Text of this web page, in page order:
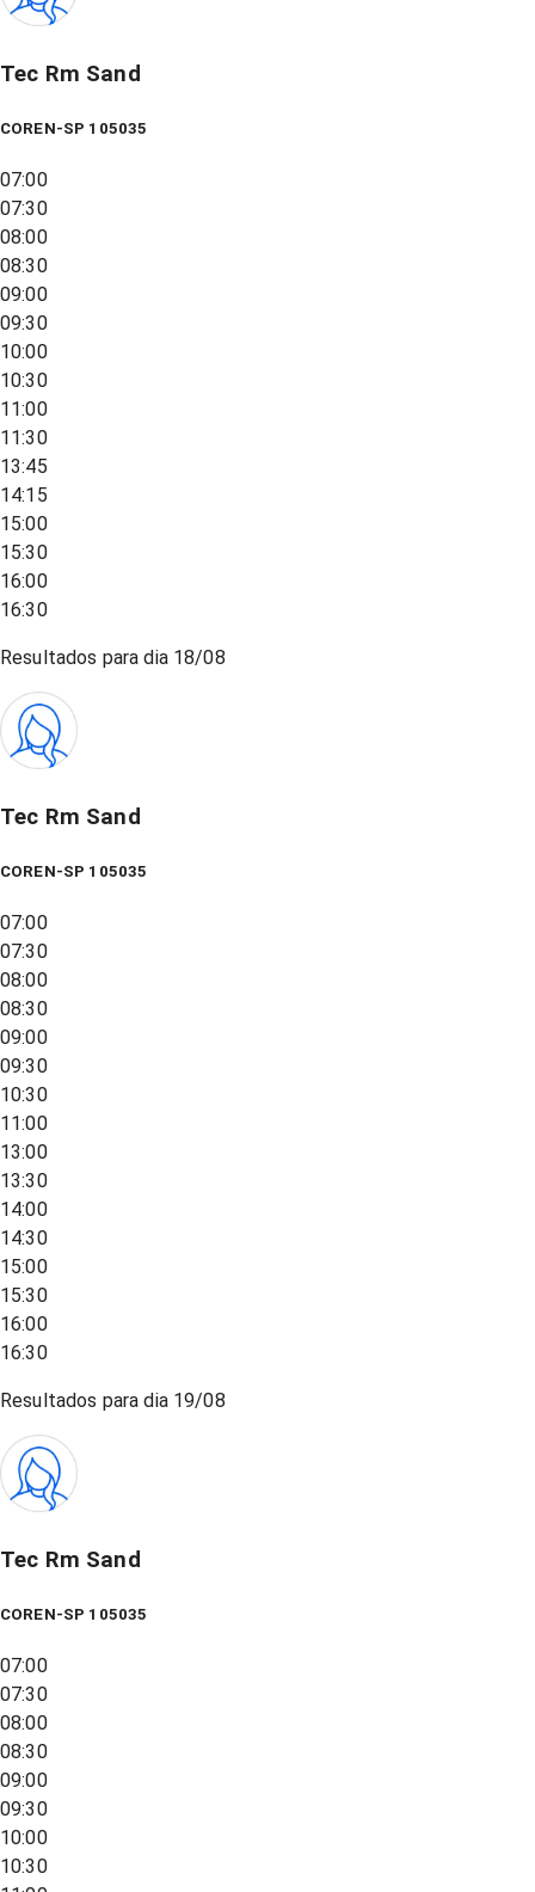
Tec Rm Sand
COREN-SP 105035
07:00
07:30
08:00
08:30
09:00
09:30
10:00
10:30
11:00
11:30
13:45
14:15
15:00
15:30
16:00
16:30
Resultados para dia 18/08
Tec Rm Sand
COREN-SP 105035
07:00
07:30
08:00
08:30
09:00
09:30
10:30
11:00
13:00
13:30
14:00
14:30
15:00
15:30
16:00
16:30
Resultados para dia 19/08
Tec Rm Sand
COREN-SP 105035
07:00
07:30
08:00
08:30
09:00
09:30
10:00
10:30